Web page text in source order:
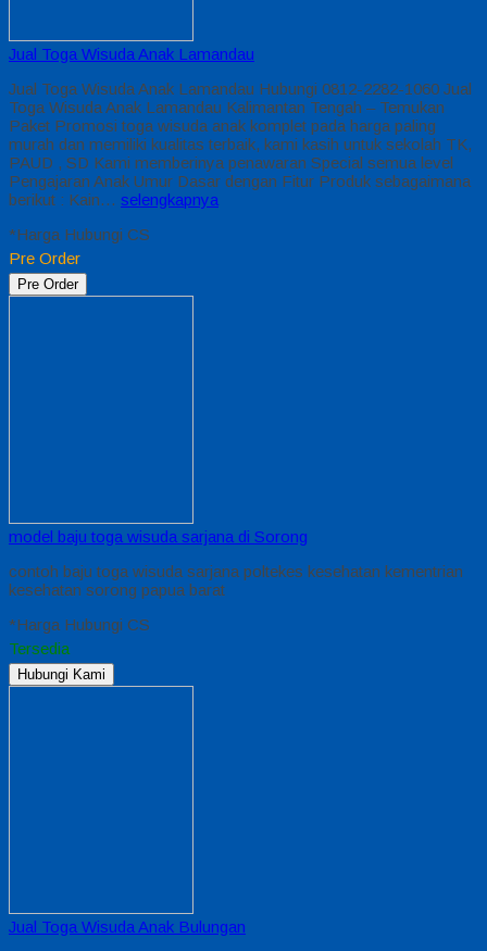
Jual Toga Wisuda Anak Lamandau
Jual Toga Wisuda Anak Lamandau Hubungi 0812-2282-1060 Jual
Toga Wisuda Anak Lamandau Kalimantan Tengah – Temukan
Paket Promosi toga wisuda anak komplet pada harga paling
murah dan memiliki kualitas terbaik, kami kasih untuk sekolah TK,
PAUD , SD Kami memberinya penawaran Special semua level
Pengajaran Anak Umur Dasar dengan Fitur Produk sebagaimana
berikut : Kain… selengkapnya
*Harga Hubungi CS
Pre Order
Pre Order
model baju toga wisuda sarjana di Sorong
contoh baju toga wisuda sarjana poltekes kesehatan kementrian
kesehatan sorong papua barat
*Harga Hubungi CS
Tersedia
Hubungi Kami
Jual Toga Wisuda Anak Bulungan